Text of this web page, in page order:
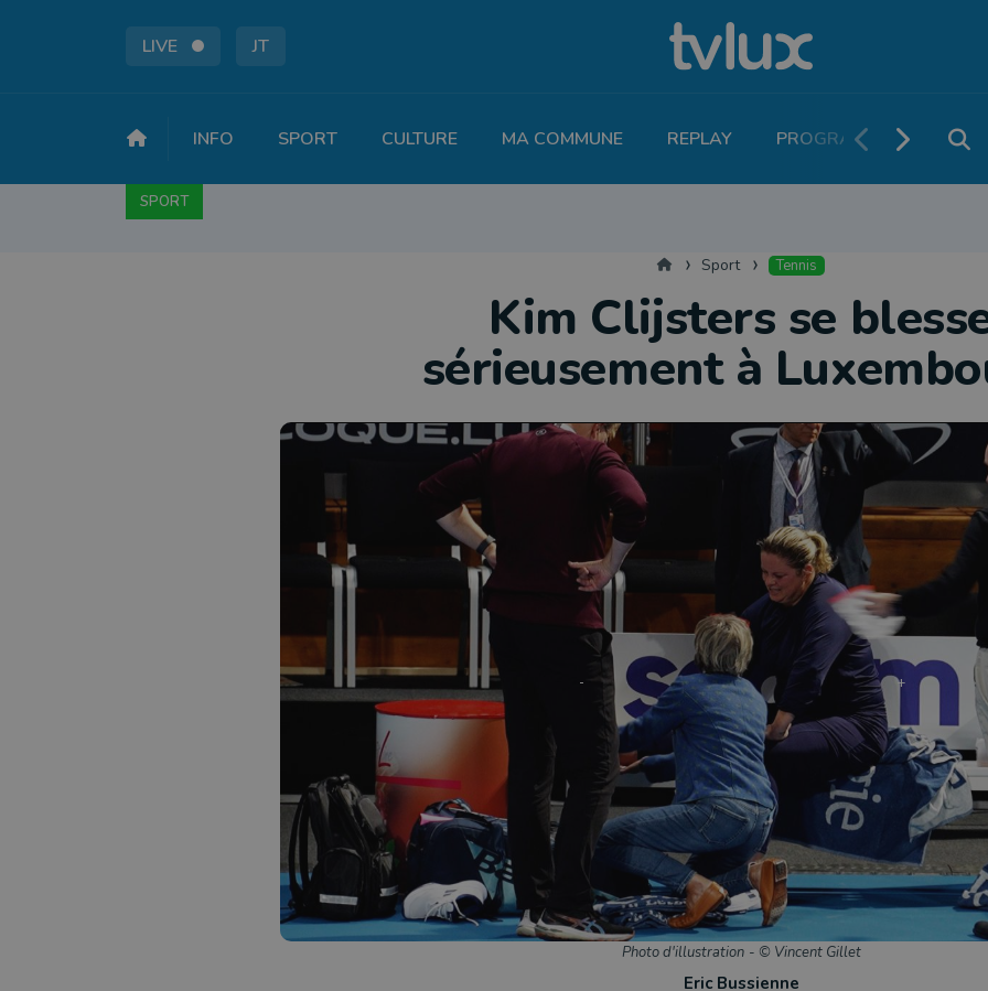
LIVE JT
INFO SPORT CULTURE MA COMMUNE REPLAY PROGRAMME TV
SPORT
AccueilSport Tennis
Kim Clijsters se
sérieusement à
Photo d'illustration - © Vincent Gillet
Eric Bussienne